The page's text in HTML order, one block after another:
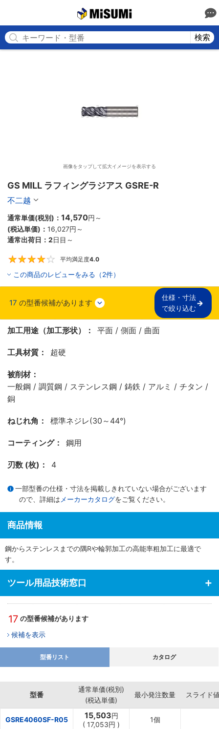
検索
画像をタップして拡大イメージを表示する
不二越
通常単価(税別)： 14,570円 ～
(税込単価)： 16,027円 ～
通常出荷日： 2日目～
平均満足度4.0
この商品のレビューをみる（2件）
17 の型番候補があります
仕様・寸法
で絞り込む
加工用途（加工形状）： 平面 / 側面 / 曲面
工具材質： 超硬
被削材：
一般鋼 / 調質鋼 / ステンレス鋼 / 鋳鉄 / アルミ / チタン /
銅
ねじれ角： 標準ネジレ(30～44°)
コーティング： 鋼用
刃数 (枚)： 4
一部型番の仕様・寸法を掲載しきれていない場合がございます
ので、詳細は メーカーカタログをご覧ください。
商品情報
鋼からステンレスまでの隅Rや輪郭加工の高能率粗加工に最適で
す。
ツール用品技術窓口
17 の型番候補があります
候補を表示
型番リスト カタログ
型番
通常単価(税別)
(税込単価)
最小発注数量 スライド
GSRE4060SF-R05 15,503円
( 17,053円 )
1個